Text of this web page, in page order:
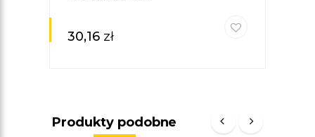
30,16 zł
Produkty podobne